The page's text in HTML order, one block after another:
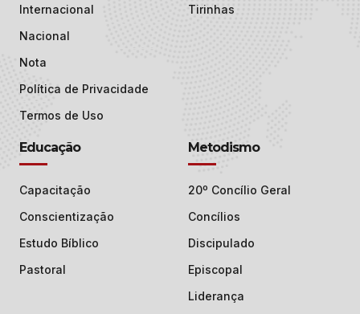
Internacional
Nacional
Nota
Política de Privacidade
Termos de Uso
Tirinhas
Educação
Capacitação
Conscientização
Estudo Bíblico
Pastoral
Metodismo
20º Concílio Geral
Concílios
Discipulado
Episcopal
Liderança